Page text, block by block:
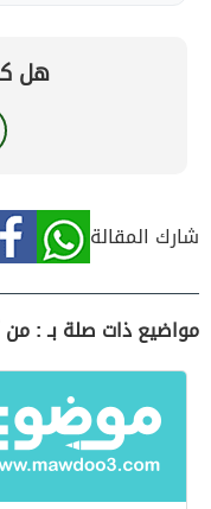
هل
شارك المقالة
مواضيع ذات صلة بـ :